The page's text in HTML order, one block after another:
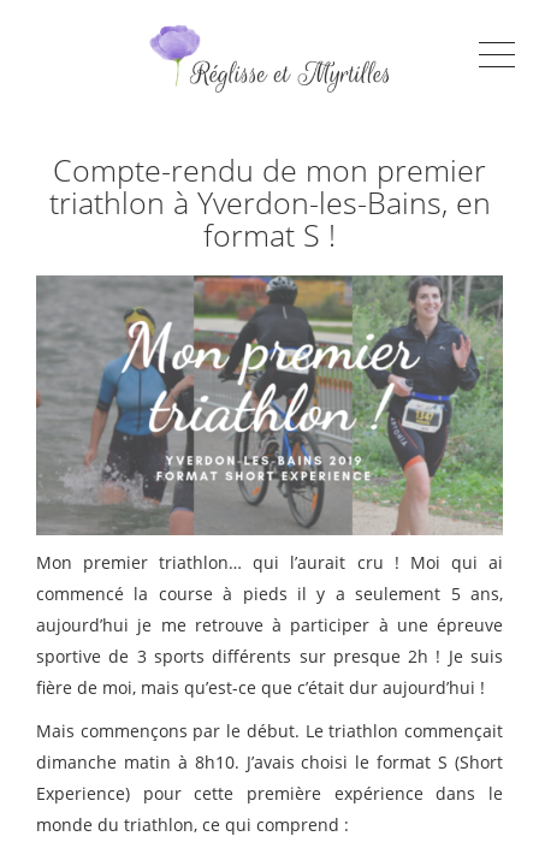
Compte-rendu de mon premier
triathlon à Yverdon-les-Bains, en
format S !
Mon premier triathlon… qui l’aurait cru ! Moi qui ai
commencé la course à pieds il y a seulement 5 ans,
aujourd’hui je me retrouve à participer à une épreuve
sportive de 3 sports différents sur presque 2h ! Je suis
fière de moi, mais qu’est-ce que c’était dur aujourd’hui !
Mais commençons par le début. Le triathlon commençait
dimanche matin à 8h10. J’avais choisi le format S (Short
Experience) pour cette première expérience dans le
monde du triathlon, ce qui comprend :